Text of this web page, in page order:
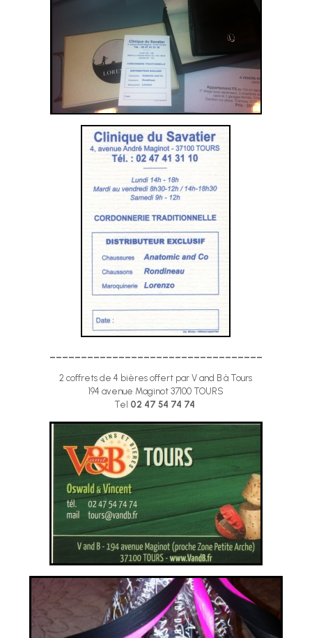
__________________________________
2 coffrets de 4 bières offert par V and B à Tours
194 avenue Maginot 37100 TOURS
Tel 02 47 54 74 74